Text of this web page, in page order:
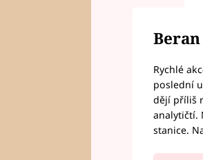
Beran
Rychlé
poslední
dějí příliš
analytičtí.
stanice.